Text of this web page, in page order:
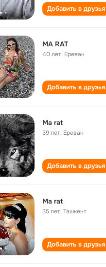
Добавить в друзья
MA RAT
40 лет, Ереван
Добавить в друзья
Ma rat
39 лет, Ереван
Добавить в друзья
Ma rat
35 лет,Ташкент
Добавить в друзья